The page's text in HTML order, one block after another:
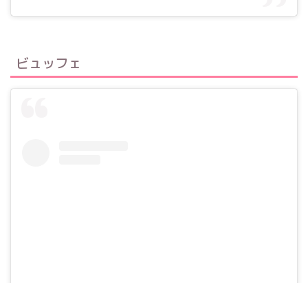
ビュッフェ